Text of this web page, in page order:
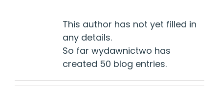
This author has not yet filled in
any details.
So far wydawnictwo has
created 50 blog entries.